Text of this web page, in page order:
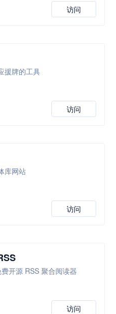
访问
援牌的工具
访问
库网站
访问
开源 RSS 聚合阅读器
访问